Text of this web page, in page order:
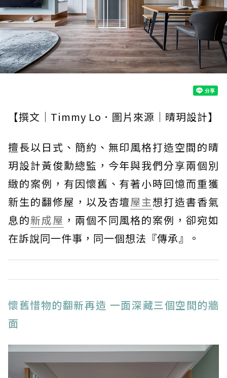
【撰文｜Timmy Lo．圖片來源｜晴玥設計】
擅長以日式、簡約、無印風格打造空間的晴
玥設計黃俊勳總監，今年與我們分享兩個別
緻的案例，有因懷舊、有著小時回憶而重獲
新生的翻修屋，以及杏壇屋主想打造書香氣
息的新成屋 ，兩個不同風格的案例，卻宛如
在訴說同一件事，同一個想法『傳承』。
懷舊惜物的翻新再造 一面深藏三個空間的牆
面